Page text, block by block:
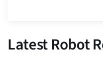
Latest Robot